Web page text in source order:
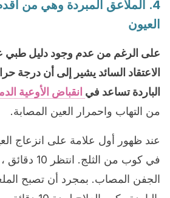
4. الملاعق المبردة وهي من
العيون
على الرغم من عدم وجود دليل طبي
الاعتقاد السائد يشير إلى أن درجة
الباردة تساعد في انقباض الأوعية
من التهاب واحمرار العين المصابة.
عند ظهور أول علامة على انزعاج
في كوب من
الجفن المصاب. بمجرد أن تصبح